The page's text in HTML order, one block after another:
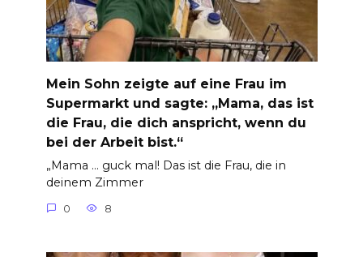
Mein Sohn zeigte auf eine Frau im
Supermarkt und sagte: „Mama, das ist
die Frau, die dich anspricht, wenn du
bei der Arbeit bist.“
„Mama … guck mal! Das ist die Frau, die in
deinem Zimmer
0 8